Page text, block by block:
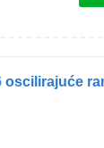
oscilirajuće